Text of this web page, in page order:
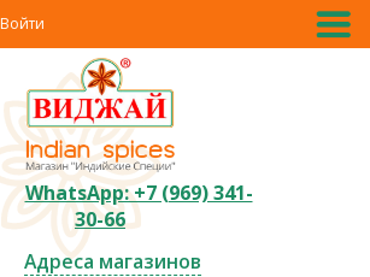
Войти
WhatsApp: +7 (969) 341-
30-66
Адреса магазинов